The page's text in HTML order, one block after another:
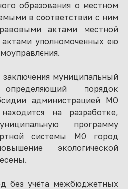
образования о местном
в соответствии с ним
актами местной
уполномоченных ею
муниципальный
порядок
администрацией МО
на разработке,
программу
системы МО город
экологической
без учёта межбюджетных